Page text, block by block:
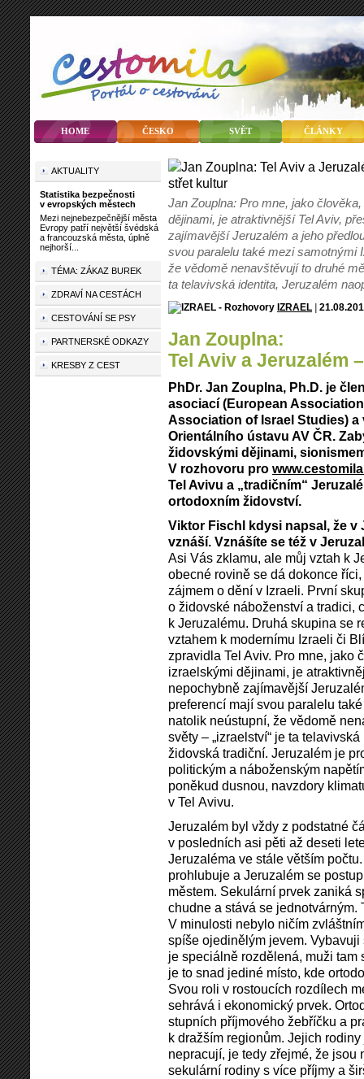
HOME ČESKO SVĚT ČLÁNKY
Jan Zouplna: Pro mne, jako
dějinami, je atraktivnější Tel Aviv,
zajímavější Jeruzalém a jeho
svou paralelu také mezi samotnými
že vědomě nenavštěvují to druhé
ta telavivská identita, Jeruzalém
IZRAEL |
Jan Zouplna:
Tel Aviv a Jeruzalém
PhDr. Jan Zouplna, Ph.D. je
asociací (European
Association of Israel Studies)
Orientálního ústavu AV ČR.
židovskými dějinami,
V rozhovoru pro
Tel Avivu a „tradičním“
ortodoxním židovství.
Viktor Fischl kdysi napsal, že v
vznáší. Vznášíte se též v
Asi Vás zklamu, ale můj vztah k
obecné rovině se dá dokonce
zájmem o dění v Izraeli. První
o židovské náboženství a tradici,
k Jeruzalému. Druhá skupina se
vztahem k modernímu Izraeli či
zpravidla Tel Aviv. Pro mne, jako
izraelskými dějinami, je
nepochybně zajímavější
preferencí mají svou paralelu
natolik neústupní, že vědomě
světy – „izraelství“ je ta
židovská tradiční. Jeruzalém je
politickým a náboženským
poněkud dusnou, navzdory
v Tel Avivu.
Jeruzalém byl vždy z podstatné
v posledních asi pěti až deseti
Jeruzaléma ve stále větším
prohlubuje a Jeruzalém se
městem. Sekulární prvek zaniká
chudne a stává se jednotvárným.
V minulosti nebylo ničím
spíše ojedinělým jevem.
je speciálně rozdělená, muži tam
je to snad jediné místo, kde
Svou roli v rostoucích rozdílech
sehrává i ekonomický prvek.
stupních příjmového žebříčku a
k dražším regionům. Jejich
nepracují, je tedy zřejmé, že jsou
sekulární rodiny s více příjmy a
AKTUALITY
Statistika bezpečnosti
v evropských městech
Mezi nejnebezpečnější města
Evropy patří největší švédská
a francouzská města, úplně
nejhorší...
TÉMA: ZÁKAZ BUREK
ZDRAVÍ NA CESTÁCH
CESTOVÁNÍ SE PSY
PARTNERSKÉ ODKAZY
KRESBY Z CEST